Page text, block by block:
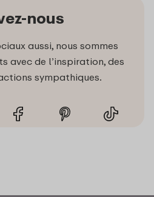
nous
aussi, nous sommes
avec de l’inspiration, des
sympathiques.